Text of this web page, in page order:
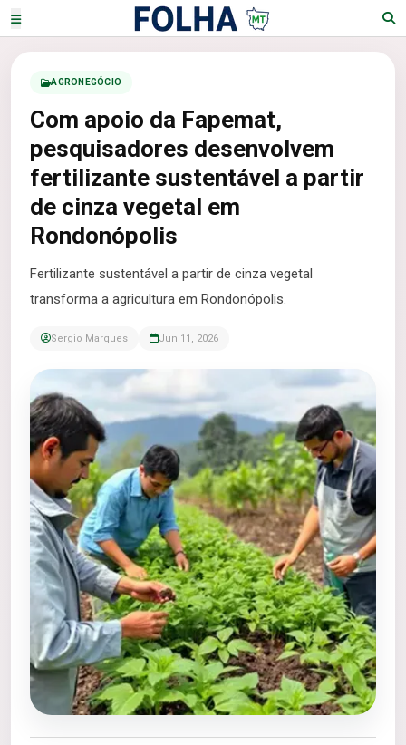
AGRONEGÓCIO
Com apoio da Fapemat,
pesquisadores desenvolvem
fertilizante sustentável a partir
de cinza vegetal em
Rondonópolis
Fertilizante sustentável a partir de cinza vegetal
transforma a agricultura em Rondonópolis.
Sergio Marques Jun 11, 2026